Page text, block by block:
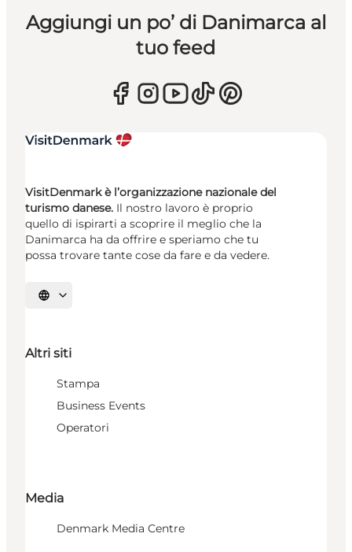
Aggiungi un po’ di Danimarca al
tuo feed
VisitDenmark è l’organizzazione nazionale del
turismo danese. Il nostro lavoro è proprio
quello di ispirarti a scoprire il meglio che la
Danimarca ha da offrire e speriamo che tu
possa trovare tante cose da fare e da vedere.
Seleziona la lingua
Altri siti
Stampa
Business Events
Operatori
Media
Denmark Media Centre